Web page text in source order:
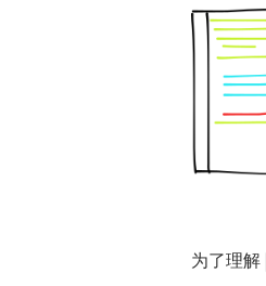
为了理解